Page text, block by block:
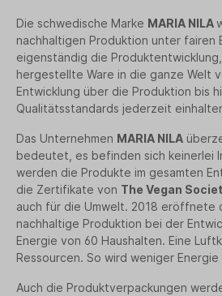
Die schwedische Marke MARIA NILA
nachhaltigen Produktion unter
eigenständig die
hergestellte Ware in die ganze Welt
Entwicklung über die Produktion bis
Qualitätsstandards jederzeit
Das Unternehmen MARIA NILA
bedeutet, es befinden sich keinerlei
werden die Produkte im gesamten
die Zertifikate von The Vegan
auch für die Umwelt. 2018 eröffnete
nachhaltige Produktion bei der
Energie von 60 Haushalten. Eine
Ressourcen. So wird weniger
Auch die Produktverpackungen